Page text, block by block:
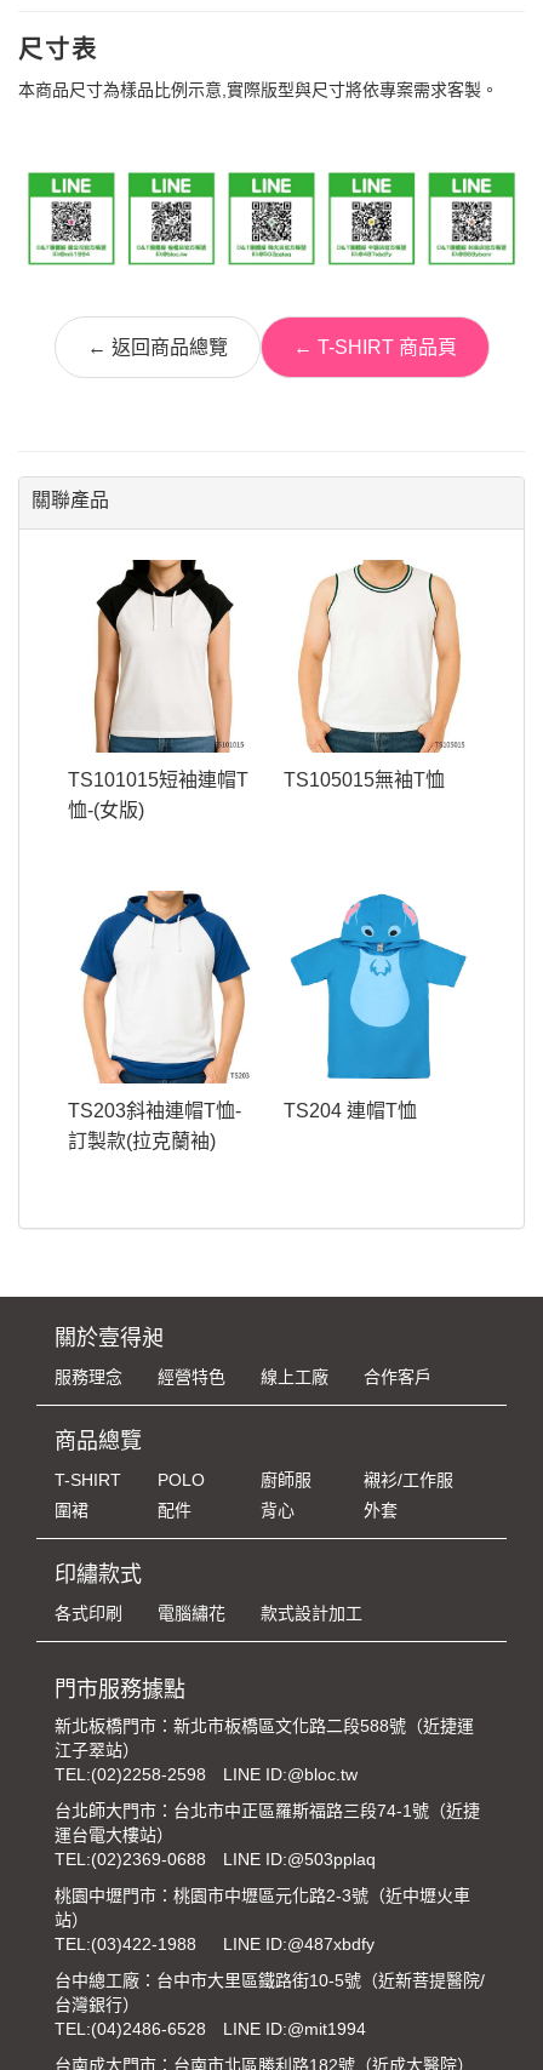
尺寸表
本商品尺寸為樣品比例示意,實際版型與尺寸將依專案需求客製。
← 返回商品總覽 ← T-SHIRT 商品頁
關聯產品
TS101015短袖連帽T
恤-(女版)
TS105015無袖T恤
TS203斜袖連帽T恤-
訂製款(拉克蘭袖)
TS204 連帽T恤
關於壹得昶
服務理念 經營特色 線上工廠 合作客戶
商品總覽
T-SHIRT POLO 廚師服
襯衫/工作服
圍裙
配件 背心 外套
印繡款式
各式印刷 電腦繡花 款式設計加工
門市服務據點
新北板橋門市：新北市板橋區文化路二段588號（近捷運
江子翠站）
TEL:(02)2258-2598
LINE ID:@bloc.tw
台北師大門市：台北市中正區羅斯福路三段74-1號（近捷
運台電大樓站）
TEL:(02)2369-0688
LINE ID:@503pplaq
桃園中壢門市：桃園市中壢區元化路2-3號（近中壢火車
站）
TEL:(03)422-1988
LINE ID:@487xbdfy
台中總工廠：台中市大里區鐵路街10-5號（近新菩提醫院/
台灣銀行）
TEL:(04)2486-6528
LINE ID:@mit1994
台南成大門市：台南市北區勝利路182號（近成大醫院）